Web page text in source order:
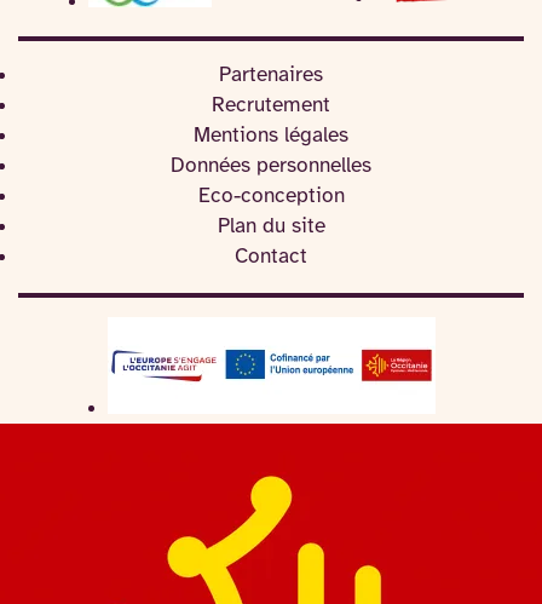
Partenaires
Recrutement
Mentions légales
Données personnelles
Eco-conception
Plan du site
Contact